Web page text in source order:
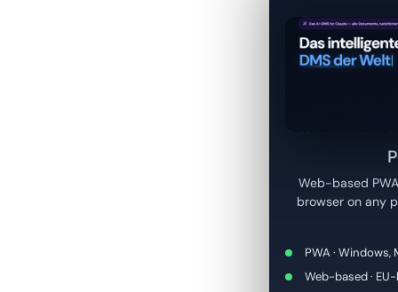
Web-based
browser on any
PWA ·
Web-based ·